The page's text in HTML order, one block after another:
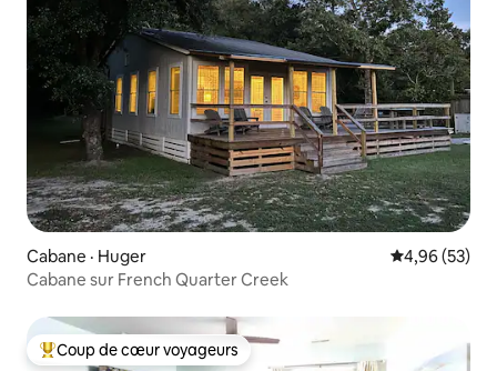
Cabane · Huger Note
4,96 (53)
Cabane sur French Quarter Creek
Coup de cœur voyageurs parmi les plus aimés
Coup de cœur voyageurs